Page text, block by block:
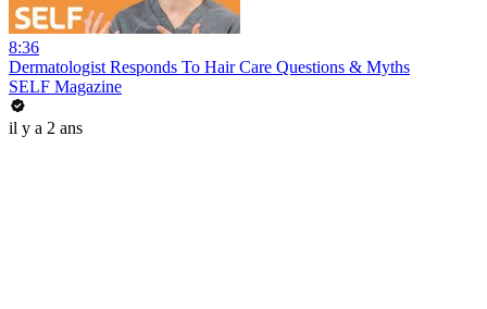
8:36
Dermatologist Responds To Hair Care Questions & Myths
SELF Magazine
il y a 2 ans